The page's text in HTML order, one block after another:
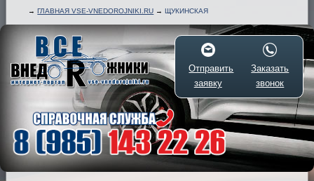
→ГЛАВНАЯ VSE-VNEDOROJNIKI.RU →ЩУКИНСКАЯ
Отправить
заявку
Заказать
звонок